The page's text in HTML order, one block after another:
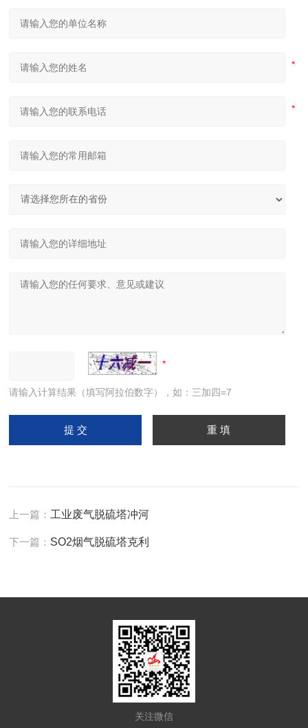
请输入计算结果（填写阿拉伯数字），如：三加四=7
上一篇： 工业废气脱硫塔冲河
下一篇： SO2烟气脱硫塔克利
关注微信